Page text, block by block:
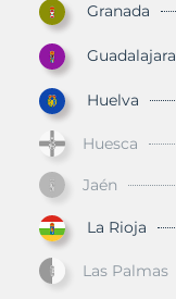
Granada
Guadalajara
Huelva
Huesca
Jaén
La Rioja
Las Palmas